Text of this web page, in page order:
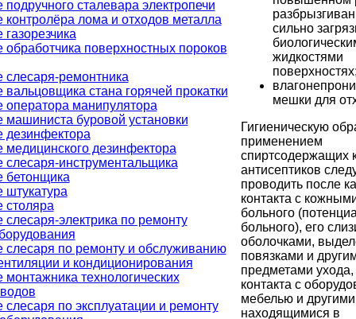
сталевара электропечи
контролёра лома и отходов металла
обработчика поверхностных пороков
слесаря-ремонтника
стана горячей прокатки
оператора манипулятора
машиниста буровой установки
дезинфектора
медицинского дезинфектора
слесаря-инструментальщика
бетонщика
штукатура
столяра
слесаря-электрика по ремонту
слесаря по ремонту и обслуживанию
и кондиционирования
монтажника технологических
слесаря по эксплуатации и ремонту
сильно
жидкостями
мешки для
Гигиеническую
применением
спиртсодержащих
антисептиков
проводить после
контакта с
больного
больного), его
оболочками,
повязками и
предметами ухода,
контакта с
мебелью и
находящимися в